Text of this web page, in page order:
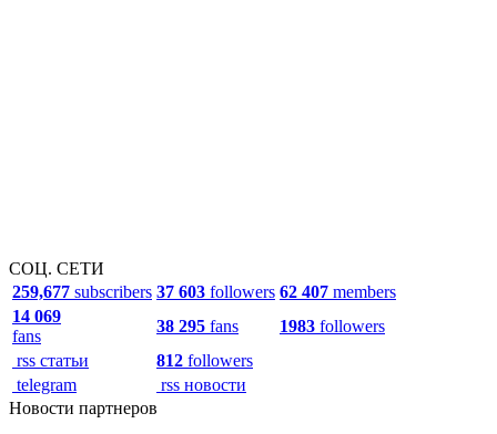
СОЦ. СЕТИ
259,677 subscribers 37 603 followers 62 407 members
14 069
fans
38 295 fans 1983 followers
rss статьи
812 followers
telegram
rss новости
Новости партнеров